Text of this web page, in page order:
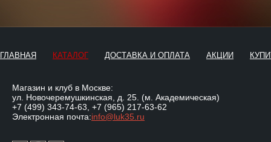
ГЛАВНАЯ КАТАЛОГ ДОСТАВКА И ОПЛАТА АКЦИИ
Магазин и клуб в Москве:
ул. Новочеремушкинская, д. 25. (м. Академическая)
+7 (499) 343-74-63 +7 (965) 217-63-62
Электронная почта:info@luk35.ru